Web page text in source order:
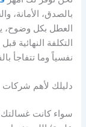
بالصدق، الأمانة،
العطل بكل وضوح،
التكلفة النهائية
نفسياً وما تتفاجأ
دليلك لأهم شركات
سواء كانت غسالتك